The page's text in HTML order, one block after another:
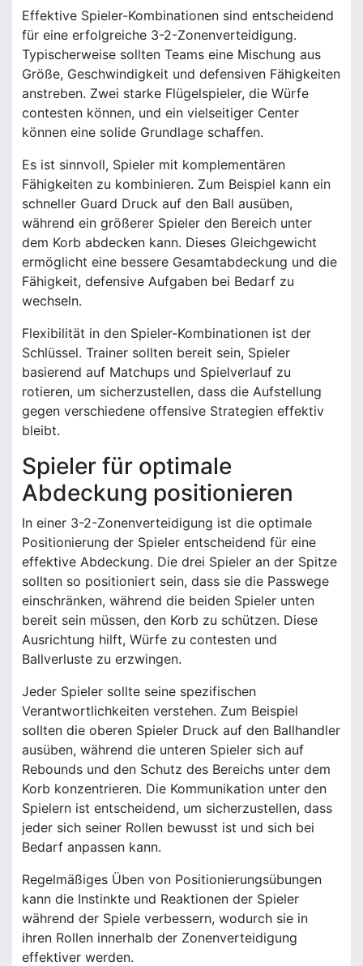
Effektive Spieler-Kombinationen sind entscheidend
für eine erfolgreiche 3-2-Zonenverteidigung.
Typischerweise sollten Teams eine Mischung aus
Größe, Geschwindigkeit und defensiven Fähigkeiten
anstreben. Zwei starke Flügelspieler, die Würfe
contesten können, und ein vielseitiger Center
können eine solide Grundlage schaffen.
Es ist sinnvoll, Spieler mit komplementären
Fähigkeiten zu kombinieren. Zum Beispiel kann ein
schneller Guard Druck auf den Ball ausüben,
während ein größerer Spieler den Bereich unter
dem Korb abdecken kann. Dieses Gleichgewicht
ermöglicht eine bessere Gesamtabdeckung und die
Fähigkeit, defensive Aufgaben bei Bedarf zu
wechseln.
Flexibilität in den Spieler-Kombinationen ist der
Schlüssel. Trainer sollten bereit sein, Spieler
basierend auf Matchups und Spielverlauf zu
rotieren, um sicherzustellen, dass die Aufstellung
gegen verschiedene offensive Strategien effektiv
bleibt.
Spieler für optimale
Abdeckung positionieren
In einer 3-2-Zonenverteidigung ist die optimale
Positionierung der Spieler entscheidend für eine
effektive Abdeckung. Die drei Spieler an der Spitze
sollten so positioniert sein, dass sie die Passwege
einschränken, während die beiden Spieler unten
bereit sein müssen, den Korb zu schützen. Diese
Ausrichtung hilft, Würfe zu contesten und
Ballverluste zu erzwingen.
Jeder Spieler sollte seine spezifischen
Verantwortlichkeiten verstehen. Zum Beispiel
sollten die oberen Spieler Druck auf den Ballhandler
ausüben, während die unteren Spieler sich auf
Rebounds und den Schutz des Bereichs unter dem
Korb konzentrieren. Die Kommunikation unter den
Spielern ist entscheidend, um sicherzustellen, dass
jeder sich seiner Rollen bewusst ist und sich bei
Bedarf anpassen kann.
Regelmäßiges Üben von Positionierungsübungen
kann die Instinkte und Reaktionen der Spieler
während der Spiele verbessern, wodurch sie in
ihren Rollen innerhalb der Zonenverteidigung
effektiver werden.